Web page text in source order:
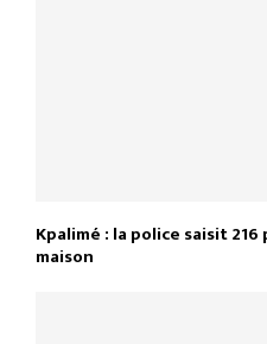
Kpalimé : la police saisit
maison